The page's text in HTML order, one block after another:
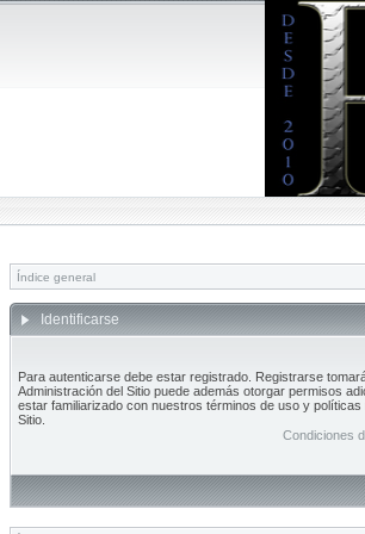
Índice general
Identificarse
Para autenticarse debe estar registrado. Registrarse
Administración del Sitio puede además otorgar permisos
estar familiarizado con nuestros términos de uso y
Sitio.
Condiciones